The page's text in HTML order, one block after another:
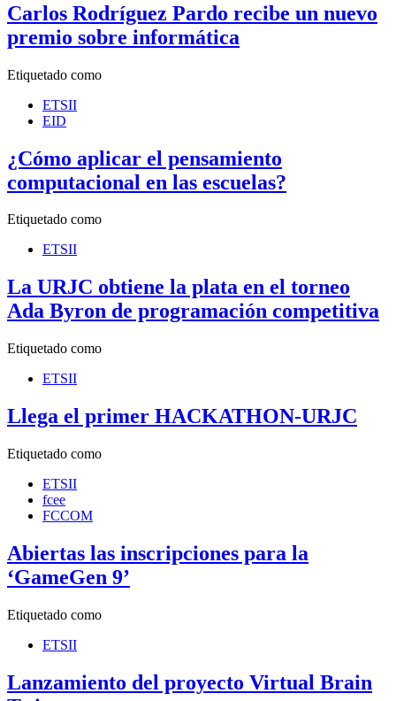
Carlos Rodríguez Pardo recibe un nuevo
premio sobre informática
Etiquetado como
ETSII
EID
¿Cómo aplicar el pensamiento
computacional en las escuelas?
Etiquetado como
ETSII
La URJC obtiene la plata en el torneo
Ada Byron de programación competitiva
Etiquetado como
ETSII
Llega el primer HACKATHON-URJC
Etiquetado como
ETSII
fcee
FCCOM
Abiertas las inscripciones para la
‘GameGen 9’
Etiquetado como
ETSII
Lanzamiento del proyecto Virtual Brain